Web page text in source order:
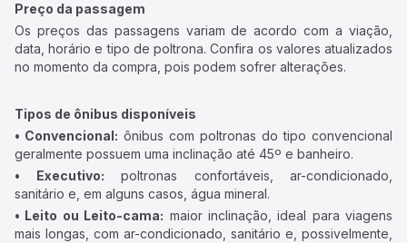
Preço da passagem
Os preços das passagens variam de acordo com a viação,
data, horário e tipo de poltrona. Confira os valores atualizados
no momento da compra, pois podem sofrer alterações.
Tipos de ônibus disponíveis
• Convencional: ônibus com poltronas do tipo convencional
geralmente possuem uma inclinação até 45º e banheiro.
• Executivo: poltronas confortáveis, ar-condicionado,
sanitário e, em alguns casos, água mineral.
• Leito ou Leito-cama: maior inclinação, ideal para viagens
mais longas, com ar-condicionado, sanitário e, possivelmente,